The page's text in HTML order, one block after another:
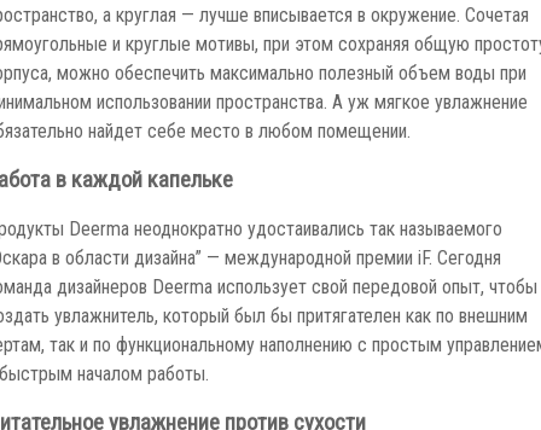
а круглая — лучше вписывается в окружение. Сочетая
и круглые мотивы, при этом сохраняя общую
можно обеспечить максимально полезный объем воды при
использовании пространства. А уж мягкое увлажнение
найдет себе место в любом помещении.
в каждой капельке
Deerma неоднократно удостаивались так называемого
в области дизайна” — международной премии iF. Сегодня
дизайнеров Deerma использует свой передовой опыт, чтобы
увлажнитель, который был бы притягателен как по внешним
так и по функциональному наполнению с простым
началом работы.
увлажнение против сухости